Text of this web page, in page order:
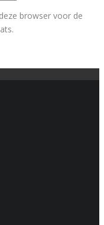
browser voor de